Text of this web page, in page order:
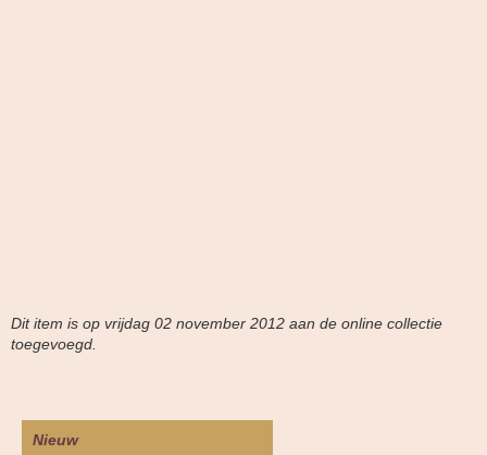
Dit item is op vrijdag 02 november 2012 aan de online collectie
toegevoegd.
Nieuw